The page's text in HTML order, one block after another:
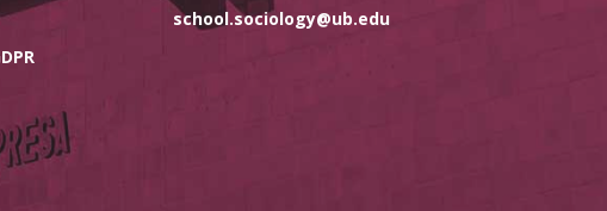
school.sociology@ub.edu